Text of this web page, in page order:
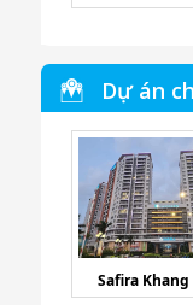
Dự án
Safira